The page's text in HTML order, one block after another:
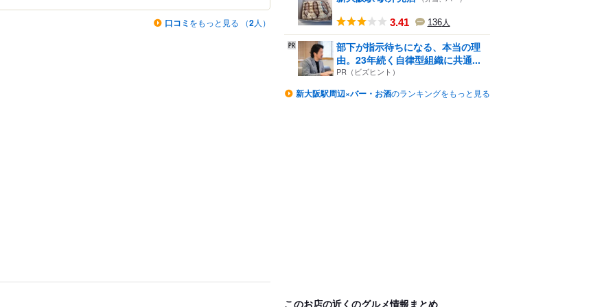
口コミ をもっと見る （2人） 3.41 136人
部下が指示待ちになる、本当の理
由。23年続く自律型組織に共通...
PR（ビズヒント）
新大阪駅周辺×バー・お酒のランキングをもっと見る
このお店の近くのグルメ情報まとめ